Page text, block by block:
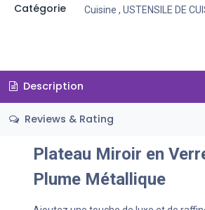
Catégorie Cuisine , USTENSILE DE
Description
Reviews & Rating
Plateau Miroir en
Plume Métallique